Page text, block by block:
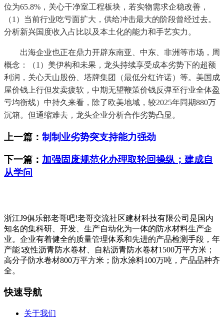
位为65.8%，关心干净室工程板块，若实物需求企稳改善，
（1）当前行业吃亏面扩大，供给冲击最大的阶段曾经过去。
分析新兴国度收入占比以及本土化的能力和手艺实力。
出海企业也正在鼎力开辟东南亚、中东、非洲等市场，周
概念：（1）美伊构和未果，龙头持续享受成本劣势下的超额
利润，关心天山股份、塔牌集团（最低分红许诺）等。美国成
屋价钱上行但发卖疲软，中期无望鞭策价钱反弹至行业全体盈
亏均衡线）中持久来看，除了欧美地域，较2025年同期880万
沉箱。但通缩难去，龙头企业分析合作劣势凸显。
上一篇： 制制业劣势突支持能力强劲
下一篇： 加强固废规范化办理取轮回操纵；建成自
从学问
浙江J9俱乐部老哥吧!老哥交流社区建材科技有限公司是国内
知名的集科研、开发、生产自动化为一体的防水材料生产企
业。企业有着健全的质量管理体系和先进的产品检测手段，年
产能∶改性沥青防水卷材、自粘沥青防水卷材1500万平方米；
高分子防水卷材800万平方米；防水涂料100万吨，产品品种齐
全。
快速导航
关于我们